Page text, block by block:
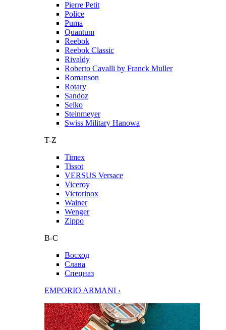
Pierre Petit
Police
Puma
Quantum
Reebok
Reebok Classic
Rivaldy
Roberto Cavalli by Franck Muller
Romanson
Rotary
Sandoz
Seiko
Steinmeyer
Swiss Military Hanowa
T-Z
Timex
Tissot
VERSUS Versace
Viceroy
Victorinox
Wainer
Wenger
Zippo
В-С
Восход
Слава
Спецназ
EMPORIO ARMANI ›